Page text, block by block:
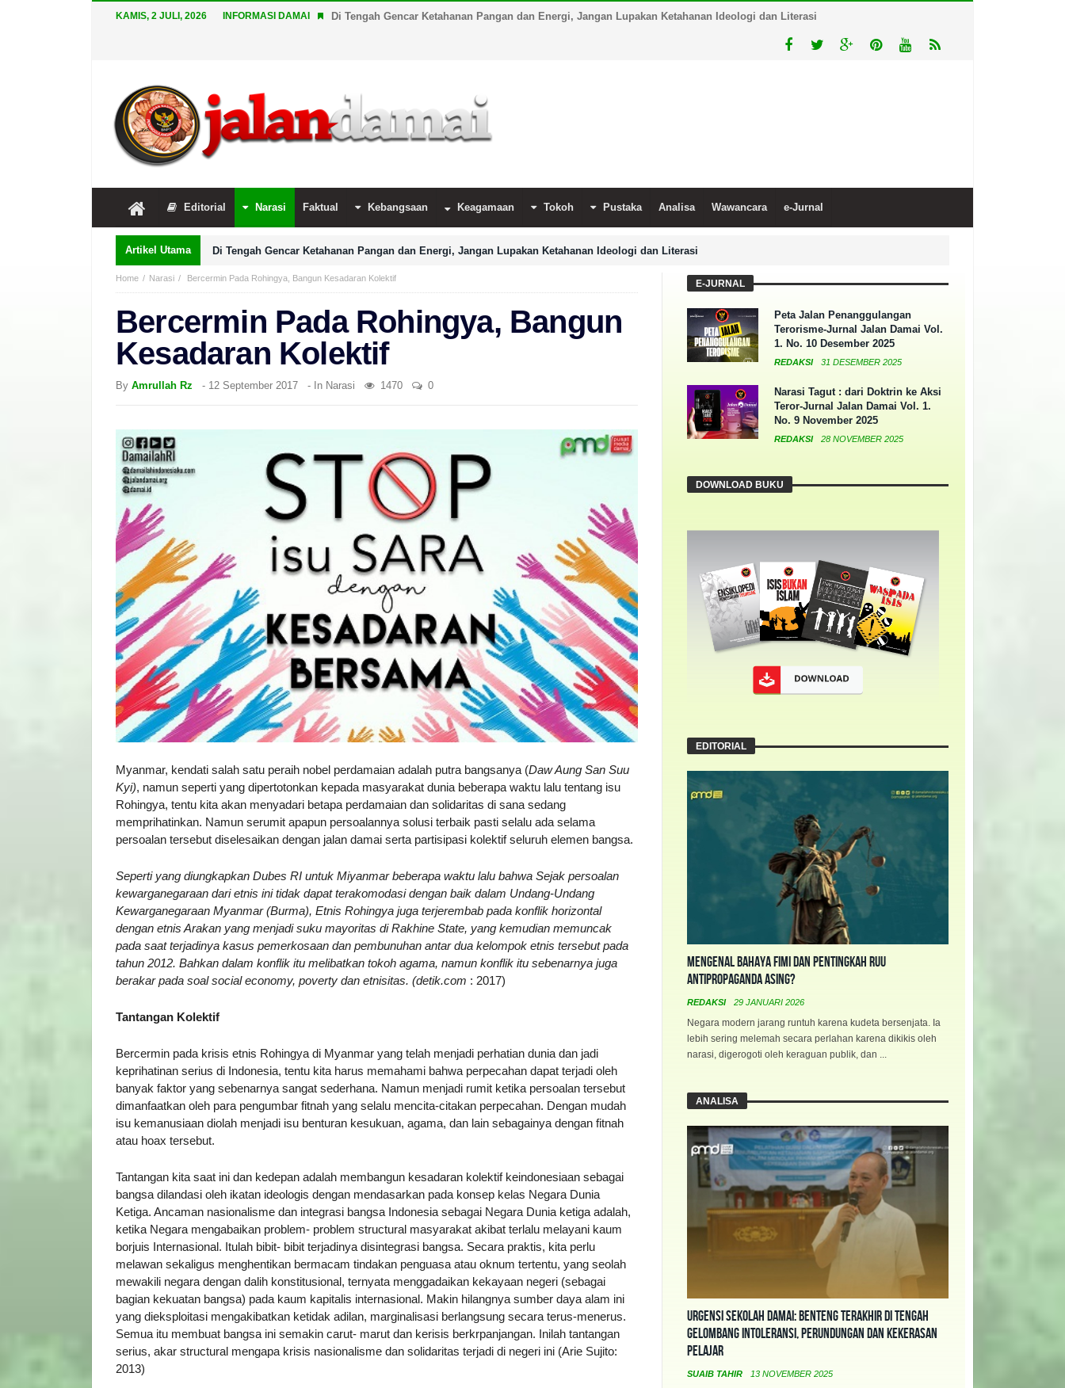
KAMIS, 2 JULI, 2026 INFORMASI DAMAI Di Tengah Gencar Ketahanan Pangan dan Energi, Jangan Lupakan Ketahanan Ideologi dan Literasi
Editorial Narasi Faktual Kebangsaan Keagamaan Tokoh Pustaka Analisa Wawancara e-Jurnal
Artikel Utama Di Tengah Gencar Ketahanan Pangan dan Energi, Jangan Lupakan Ketahanan Ideologi dan Literasi
Home Narasi Bercermin Pada Rohingya, Bangun Kesadaran Kolektif
Bercermin Pada Rohingya, Bangun
Kesadaran Kolektif
By Amrullah Rz - 12 September 2017 - In Narasi 1470 0
Myanmar, kendati salah satu peraih nobel perdamaian adalah putra bangsanya (Daw Aung San Suu
Kyi), namun seperti yang dipertotonkan kepada masyarakat dunia beberapa waktu lalu tentang isu
Rohingya, tentu kita akan menyadari betapa perdamaian dan solidaritas di sana sedang
memprihatinkan. Namun serumit apapun persoalannya solusi terbaik pasti selalu ada selama
persoalan tersebut diselesaikan dengan jalan damai serta partisipasi kolektif seluruh elemen bangsa.
Seperti yang diungkapkan Dubes RI untuk Miyanmar beberapa waktu lalu bahwa Sejak persoalan
kewarganegaraan dari etnis ini tidak dapat terakomodasi dengan baik dalam Undang-Undang
Kewarganegaraan Myanmar (Burma), Etnis Rohingya juga terjerembab pada konflik horizontal
dengan etnis Arakan yang menjadi suku mayoritas di Rakhine State, yang kemudian memuncak
pada saat terjadinya kasus pemerkosaan dan pembunuhan antar dua kelompok etnis tersebut pada
tahun 2012. Bahkan dalam konflik itu melibatkan tokoh agama, namun konflik itu sebenarnya juga
berakar pada soal social economy, poverty dan etnisitas. (detik.com : 2017)
Tantangan Kolektif
Bercermin pada krisis etnis Rohingya di Myanmar yang telah menjadi perhatian dunia dan jadi
keprihatinan serius di Indonesia, tentu kita harus memahami bahwa perpecahan dapat terjadi oleh
banyak faktor yang sebenarnya sangat sederhana. Namun menjadi rumit ketika persoalan tersebut
dimanfaatkan oleh para pengumbar fitnah yang selalu mencita-citakan perpecahan. Dengan mudah
isu kemanusiaan diolah menjadi isu benturan kesukuan, agama, dan lain sebagainya dengan fitnah
atau hoax tersebut.
Tantangan kita saat ini dan kedepan adalah membangun kesadaran kolektif keindonesiaan sebagai
bangsa dilandasi oleh ikatan ideologis dengan mendasarkan pada konsep kelas Negara Dunia
Ketiga. Ancaman nasionalisme dan integrasi bangsa Indonesia sebagai Negara Dunia ketiga adalah,
ketika Negara mengabaikan problem- problem structural masyarakat akibat terlalu melayani kaum
borjuis Internasional. Itulah bibit- bibit terjadinya disintegrasi bangsa. Secara praktis, kita perlu
melawan sekaligus menghentikan bermacam tindakan penguasa atau oknum tertentu, yang seolah
mewakili negara dengan dalih konstitusional, ternyata menggadaikan kekayaan negeri (sebagai
bagian kekuatan bangsa) pada kaum kapitalis internasional. Makin hilangnya sumber daya alam ini
yang dieksploitasi mengakibatkan ketidak adilan, marginalisasi berlangsung secara terus-menerus.
Semua itu membuat bangsa ini semakin carut- marut dan kerisis berkrpanjangan. Inilah tantangan
serius, akar structural mengapa krisis nasionalisme dan solidaritas terjadi di negeri ini (Arie Sujito:
2013)
E-JURNAL
Peta Jalan Penanggulangan
Terorisme-Jurnal Jalan Damai Vol.
1. No. 10 Desember 2025
REDAKSI 31 DESEMBER 2025
Narasi Tagut : dari Doktrin ke Aksi
Teror-Jurnal Jalan Damai Vol. 1.
No. 9 November 2025
REDAKSI 28 NOVEMBER 2025
DOWNLOAD BUKU
EDITORIAL
Mengenal Bahaya FIMI dan Pentingkah RUU
Antipropaganda Asing?
REDAKSI 29 JANUARI 2026
Negara modern jarang runtuh karena kudeta bersenjata. Ia
lebih sering melemah secara perlahan karena dikikis oleh
narasi, digerogoti oleh keraguan publik, dan ...
ANALISA
Urgensi Sekolah Damai: Benteng Terakhir di Tengah
Gelombang Intoleransi, Perundungan dan Kekerasan
Pelajar
SUAIB TAHIR 13 NOVEMBER 2025